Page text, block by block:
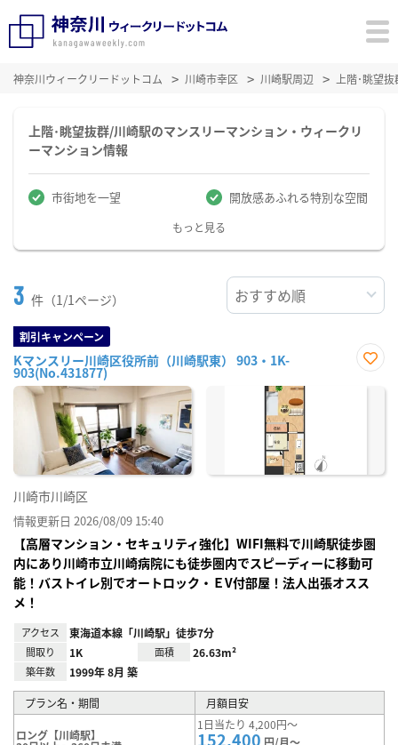
神奈川ウィークリードットコム 川崎市幸区 川崎駅周辺 上階･眺望
上階･眺望抜群/川崎駅のマンスリーマンション・ウィークリ
ーマンション情報
市街地を一望 開放感あふれる特別な空間
もっと見る
3 件（1/1ページ）
割引キャンペーン
Kマンスリー川崎区役所前（川崎駅東） 903・1K-
903(No.431877)
に入
川崎市川崎区
情報更新日 2026/08/09 15:40
【高層マンション・セキュリティ強化】WIFI無料で川崎駅徒歩圏
内にあり川崎市立川崎病院にも徒歩圏内でスピーディーに移動可
能！バストイレ別でオートロック・ＥV付部屋！法人出張オスス
メ！
アクセス 東海道本線「川崎駅」徒歩7分
間取り 1K 面積 26.63m²
築年数 1999年 8月 築
プラン名・期間 月額目安
ロング【川崎駅】
1日当たり 4,200円～
152,400